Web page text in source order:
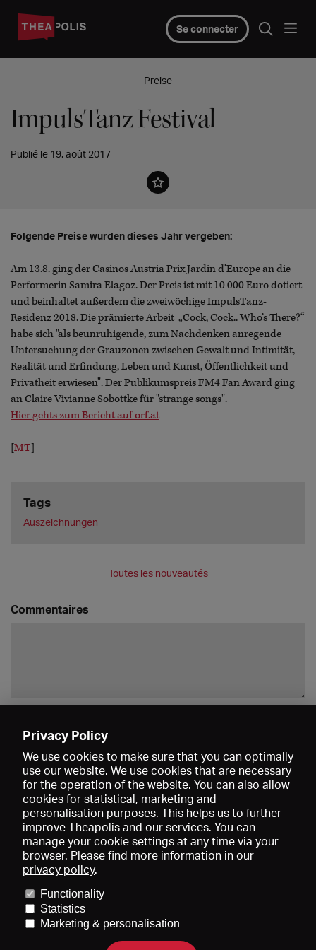
Se connecter
Preise
ImpulsTanz Festival
Publié le 19. août 2017
Folgende Preise wurden dieses Jahr vergeben:
Am 13.8. ging der Casinos Austria Prix Jardin d’Europe an die
Performerin Samira Elagoz. Der Preis ist mit 10 000 Euro dotiert
und beinhaltet außerdem die zweiwöchige ImpulsTanz-
Residenz 2018. Die prämierte Arbeit „Cock, Cock.. Who’s There?“
habe sich "als beunruhigende, zum Nachdenken anregende
Untersuchung der Grauzonen zwischen Gewalt und Intimität,
Realität und Erfindung, Leben und Kunst, Öffentlichkeit und
Privatheit erwiesen". Der Publikumspreis FM4 Fan Award ging
an Claire Vivianne Sobottke für "strange songs".
Hier gehts zum Bericht auf orf.at
[MT]
Tags
Auszeichnungen
Toutes les nouveautés
Commentaires
Données médiatiques
Conditions générales de vente
Contact
Aide Newsletter
Privacy Policy
We use cookies to make sure that you can optimally
use our website. We use cookies that are necessary
for the operation of the website. You can also allow
cookies for statistical, marketing and
personalisation purposes. This helps us to further
improve Theapolis and our services. You can
manage your cookie settings at any time via your
browser. Please find more information in our
privacy policy.
Functionality
Statistics
Marketing & personalisation